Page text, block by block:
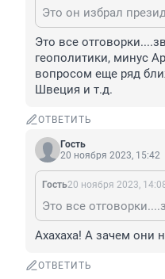
Это он избрал
Это все
геополитики, минус
вопросом еще ряд
Швеция и т.д.
ОТВЕТИТЬ
Гость
20 ноября 2023, 15:42
Гость20 ноября 2023,
Ахахаха! А зачем они
ОТВЕТИТЬ